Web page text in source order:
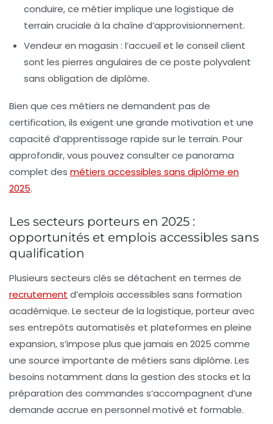
conduire, ce métier implique une logistique de
terrain cruciale à la chaîne d’approvisionnement.
Vendeur en magasin : l’accueil et le conseil client
sont les pierres angulaires de ce poste polyvalent
sans obligation de diplôme.
Bien que ces métiers ne demandent pas de
certification, ils exigent une grande motivation et une
capacité d’apprentissage rapide sur le terrain. Pour
approfondir, vous pouvez consulter ce panorama
complet des métiers accessibles sans diplôme en
2025.
Les secteurs porteurs en 2025 :
opportunités et emplois accessibles sans
qualification
Plusieurs secteurs clés se détachent en termes de
recrutement d’emplois accessibles sans formation
académique. Le secteur de la logistique, porteur avec
ses entrepôts automatisés et plateformes en pleine
expansion, s’impose plus que jamais en 2025 comme
une source importante de métiers sans diplôme. Les
besoins notamment dans la gestion des stocks et la
préparation des commandes s’accompagnent d’une
demande accrue en personnel motivé et formable.